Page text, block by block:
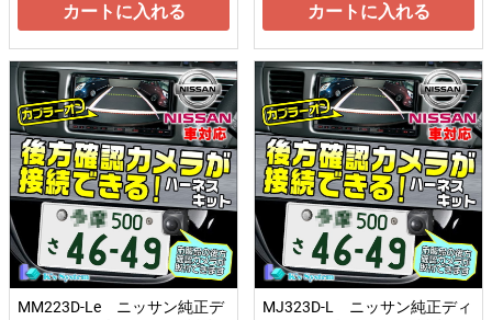
カートに入れる カートに入れる
MM223D-Le ニッサン純正デ
MJ323D-L ニッサン純正ディ